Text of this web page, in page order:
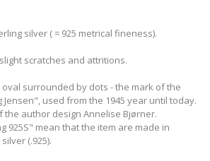
silver ( = 925 metrical fineness).
scratches and attritions.
oval surrounded by dots - the mark of the
used from the 1945 year until today.
the author design Annelise Bjørner.
925S" mean that the item are made in
(.925).